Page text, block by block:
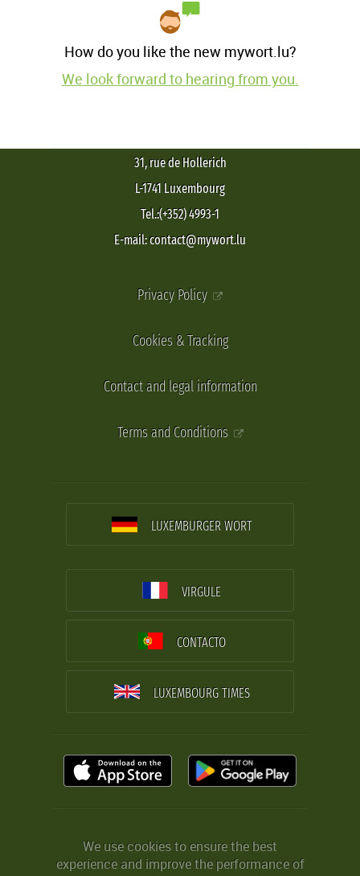
How do you like the new mywort.lu?
We look forward to hearing from you.
31, rue de Hollerich
L-1741 Luxembourg
Tel.:(+352) 4993-1
E-mail: contact@mywort.lu
Privacy Policy
Cookies & Tracking
Contact and legal information
Terms and Conditions
LUXEMBURGER WORT
VIRGULE
CONTACTO
LUXEMBOURG TIMES
We use cookies to ensure the best
experience and improve the performance of